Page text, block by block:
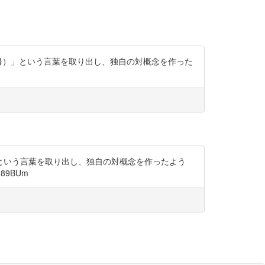
」という言葉を取り出し、独自の対概念を作った
う言葉を取り出し、独自の対概念を作ったよう